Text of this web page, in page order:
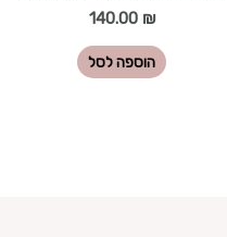
140.00 ₪
הוספה לסל